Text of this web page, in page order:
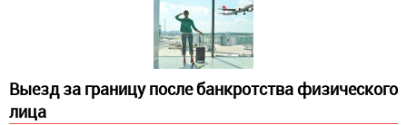
Выезд за границу после банкротства физического
лица